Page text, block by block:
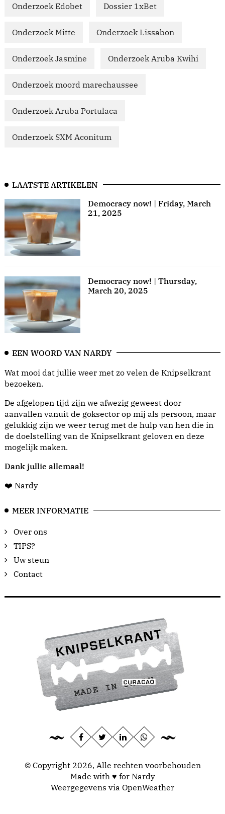
Onderzoek Edobet Dossier 1xBet
Onderzoek Mitte Onderzoek Lissabon
Onderzoek Jasmine Onderzoek Aruba Kwihi
Onderzoek moord marechaussee
Onderzoek Aruba Portulaca
Onderzoek SXM Aconitum
LAATSTE ARTIKELEN
Democracy now! | Friday, March
21, 2025
Democracy now! | Thursday,
March 20, 2025
EEN WOORD VAN NARDY
Wat mooi dat jullie weer met zo velen de Knipselkrant
bezoeken.
De afgelopen tijd zijn we afwezig geweest door
aanvallen vanuit de goksector op mij als persoon, maar
gelukkig zijn we weer terug met de hulp van hen die in
de doelstelling van de Knipselkrant geloven en deze
mogelijk maken.
Dank jullie allemaal!
❤️ Nardy
MEER INFORMATIE
Over ons
TIPS?
Uw steun
Contact
© Copyright 2026, Alle rechten voorbehouden
Made with ♥ for Nardy
Weergegevens via OpenWeather